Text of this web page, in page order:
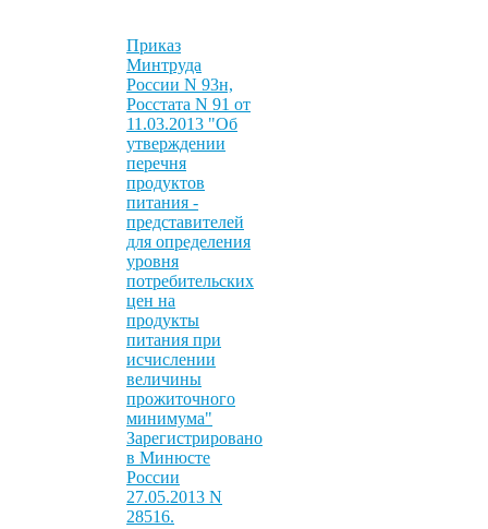
Приказ
Минтруда
России N 93н,
Росстата N 91 от
11.03.2013 "Об
утверждении
перечня
продуктов
питания -
представителей
для определения
уровня
потребительских
цен на
продукты
питания при
исчислении
величины
прожиточного
минимума"
Зарегистрировано
в Минюсте
России
27.05.2013 N
28516.